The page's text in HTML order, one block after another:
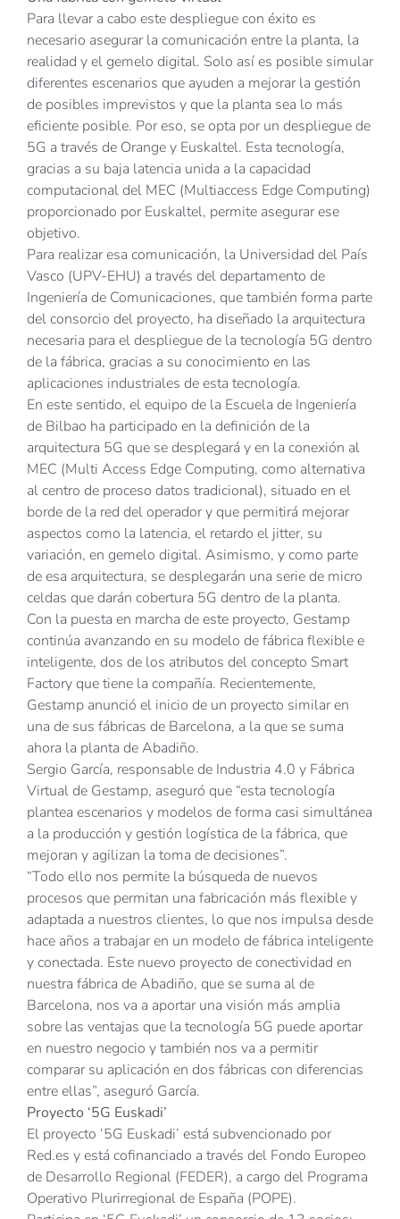
Para llevar a cabo este despliegue con éxito es
necesario asegurar la comunicación entre la planta, la
realidad y el gemelo digital. Solo así es posible simular
diferentes escenarios que ayuden a mejorar la gestión
de posibles imprevistos y que la planta sea lo más
eficiente posible. Por eso, se opta por un despliegue de
5G a través de Orange y Euskaltel. Esta tecnología,
gracias a su baja latencia unida a la capacidad
computacional del MEC (Multiaccess Edge Computing)
proporcionado por Euskaltel, permite asegurar ese
objetivo.
Para realizar esa comunicación, la Universidad del País
Vasco (UPV-EHU) a través del departamento de
Ingeniería de Comunicaciones, que también forma parte
del consorcio del proyecto, ha diseñado la arquitectura
necesaria para el despliegue de la tecnología 5G dentro
de la fábrica, gracias a su conocimiento en las
aplicaciones industriales de esta tecnología.
En este sentido, el equipo de la Escuela de Ingeniería
de Bilbao ha participado en la definición de la
arquitectura 5G que se desplegará y en la conexión al
MEC (Multi Access Edge Computing, como alternativa
al centro de proceso datos tradicional), situado en el
borde de la red del operador y que permitirá mejorar
aspectos como la latencia, el retardo el jitter, su
variación, en gemelo digital. Asimismo, y como parte
de esa arquitectura, se desplegarán una serie de micro
celdas que darán cobertura 5G dentro de la planta.
Con la puesta en marcha de este proyecto, Gestamp
continúa avanzando en su modelo de fábrica flexible e
inteligente, dos de los atributos del concepto Smart
Factory que tiene la compañía. Recientemente,
Gestamp anunció el inicio de un proyecto similar en
una de sus fábricas de Barcelona, a la que se suma
ahora la planta de Abadiño.
Sergio García, responsable de Industria 4.0 y Fábrica
Virtual de Gestamp, aseguró que “esta tecnología
plantea escenarios y modelos de forma casi simultánea
a la producción y gestión logística de la fábrica, que
mejoran y agilizan la toma de decisiones”.
“Todo ello nos permite la búsqueda de nuevos
procesos que permitan una fabricación más flexible y
adaptada a nuestros clientes, lo que nos impulsa desde
hace años a trabajar en un modelo de fábrica inteligente
y conectada. Este nuevo proyecto de conectividad en
nuestra fábrica de Abadiño, que se suma al de
Barcelona, nos va a aportar una visión más amplia
sobre las ventajas que la tecnología 5G puede aportar
en nuestro negocio y también nos va a permitir
comparar su aplicación en dos fábricas con diferencias
entre ellas”, aseguró García.
Proyecto ‘5G Euskadi’
El proyecto ‘5G Euskadi’ está subvencionado por
Red.es y está cofinanciado a través del Fondo Europeo
de Desarrollo Regional (FEDER), a cargo del Programa
Operativo Plurirregional de España (POPE).